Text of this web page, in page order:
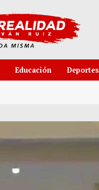
10 Ago 37°C
Educación Deportes